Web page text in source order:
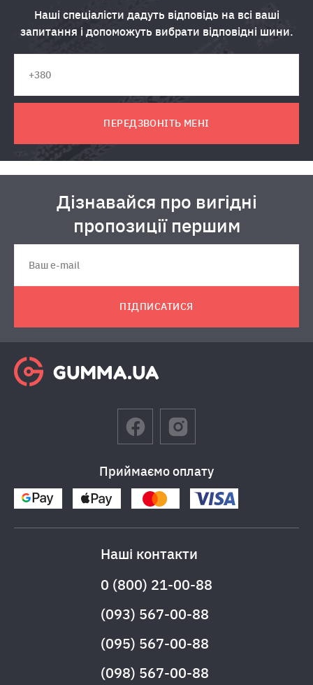
Наші спеціалісти дадуть відповідь на всі ваші
запитання і допоможуть вибрати відповідні шини.
ПЕРЕДЗВОНІТЬ МЕНІ
Дізнавайся про вигідні
пропозиції першим
ПІДПИСАТИСЯ
Приймаємо оплату
Наші контакти
0 (800) 21-00-88
(093) 567-00-88
(095) 567-00-88
(098) 567-00-88